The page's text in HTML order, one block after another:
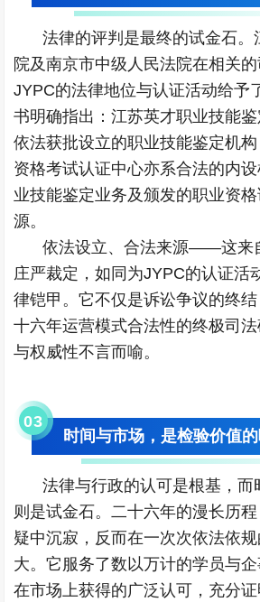
法律的评判是最终的试金石。
院及南京市中级人民法院在相关
JYPC的法律地位与认证活动给予
书明确指出：江苏英才职业技能
依法获批设立的职业技能鉴定机
资格考试认证中心亦系合法的内
业技能鉴定业务及颁发的职业资
源。
依法设立、合法来源——这来
庄严裁定，如同为JYPC的认证活
律铠甲。它不仅是诉讼争议的终
十六年运营模式合法性的终极司
与权威性不言而喻。
03
时间与市场，是检验价值
法律与行政的认可是根基，而
则是试金石。二十六年的漫长历
疑中沉寂，反而在一次次依法依
大。它服务了数以万计的学员与
在市场上获得的广泛认可，充分